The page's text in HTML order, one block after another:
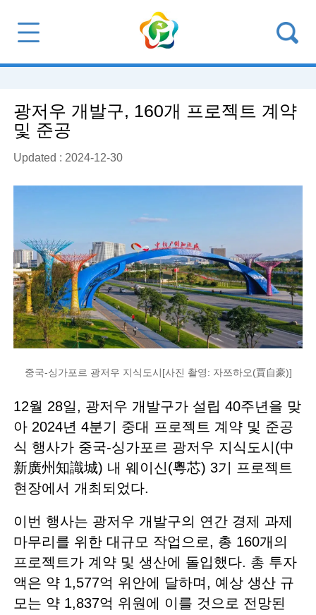
광저우 개발구, 160개 프로젝트 계약
및 준공
Updated : 2024-12-30
중국-싱가포르 광저우 지식도시[사진 촬영: 자쯔하오(賈自豪)]
12월 28일, 광저우 개발구가 설립 40주년을 맞
아 2024년 4분기 중대 프로젝트 계약 및 준공
식 행사가 중국-싱가포르 광저우 지식도시(中
新廣州知識城) 내 웨이신(粵芯) 3기 프로젝트
현장에서 개최되었다.
이번 행사는 광저우 개발구의 연간 경제 과제
마무리를 위한 대규모 작업으로, 총 160개의
프로젝트가 계약 및 생산에 돌입했다. 총 투자
액은 약 1,577억 위안에 달하며, 예상 생산 규
모는 약 1,837억 위원에 이를 것으로 전망된